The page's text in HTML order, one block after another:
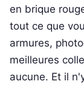
en brique
tout ce que
armures,
meilleures
aucune. Et il